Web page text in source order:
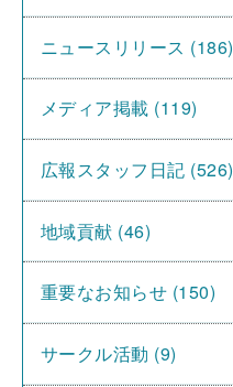
ニュースリリース (186)
メディア掲載 (119)
広報スタッフ日記 (526)
地域貢献 (46)
重要なお知らせ (150)
サークル活動 (9)